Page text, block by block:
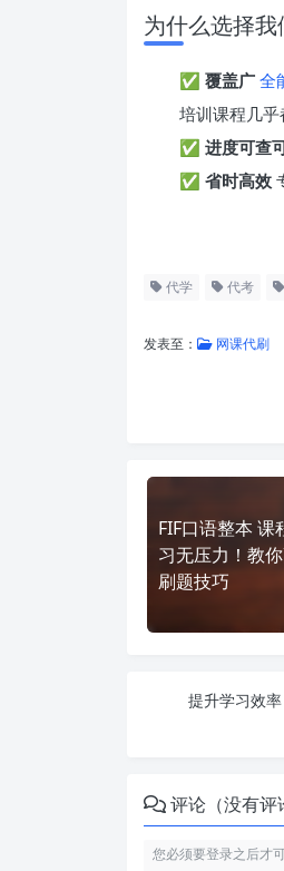
为什么选择我
✅ 覆盖广 全
培训课程几
✅ 进度可查
✅ 省时高效
代学 代考
发表至： 网课代刷
FIF口语整本 课
习无压力！教
刷题技巧
提升学习效
评论（没有评